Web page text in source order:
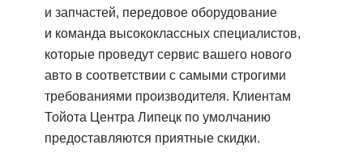
и запчастей, передовое оборудование
и команда высококлассных специалистов,
которые проведут сервис вашего нового
авто в соответствии с самыми строгими
требованиями производителя. Клиентам
Тойота Центра Липецк по умолчанию
предоставляются приятные скидки.